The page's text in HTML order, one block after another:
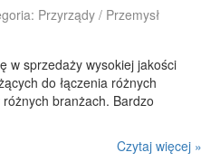
Przyrządy / Przemysł
w sprzedaży wysokiej jakości
do łączenia różnych
branżach. Bardzo
Czytaj więcej »